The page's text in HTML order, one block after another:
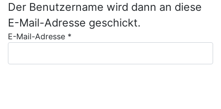
Der Benutzername wird dann an diese
E-Mail-Adresse geschickt.
E-Mail-Adresse *